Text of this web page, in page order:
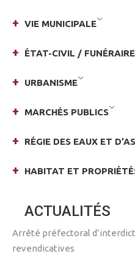
VIE MUNICIPALE
ÉTAT-CIVIL / FUNÉRAIRE
URBANISME
MARCHÉS PUBLICS
RÉGIE DES EAUX ET
HABITAT ET
ACTUALITÉS
Arrêté préfectoral
revendicatives